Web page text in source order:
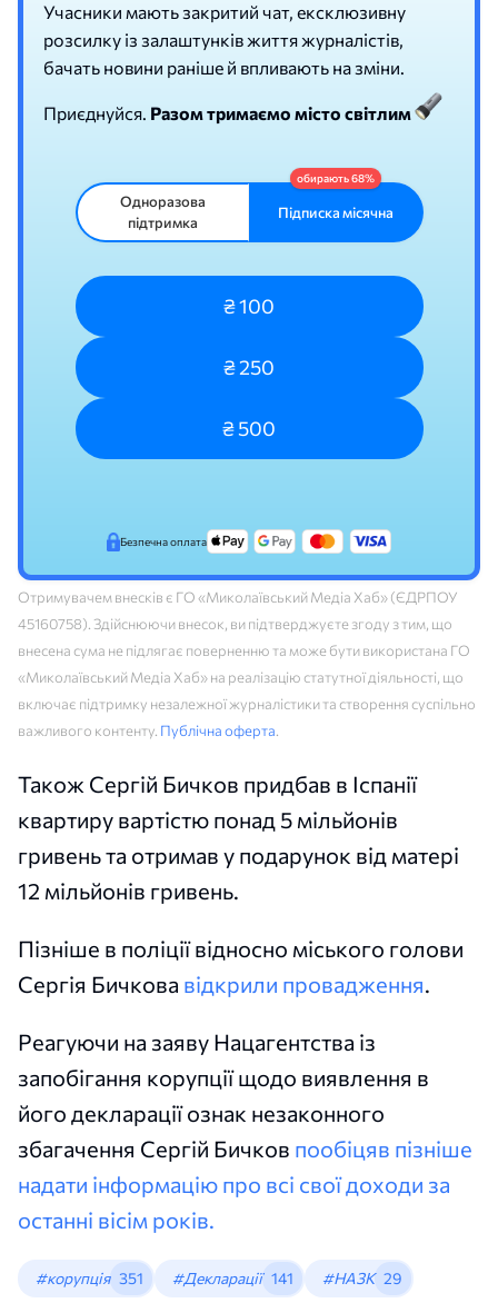
Учасники мають закритий чат, ексклюзивну
розсилку із залаштунків життя журналістів,
бачать новини раніше й впливають на зміни.
Приєднуйся. Разом тримаємо місто світлим
Одноразова
підтримка
Підписка місячна
₴ 100
₴ 250
₴ 500
Безпечна оплата
Отримувачем внесків є ГО «Миколаївський Медіа Хаб» (ЄДРПОУ
45160758). Здійснюючи внесок, ви підтверджуєте згоду з тим, що
внесена сума не підлягає поверненню та може бути використана ГО
«Миколаївський Медіа Хаб» на реалізацію статутної діяльності, що
включає підтримку незалежної журналістики та створення суспільно
важливого контенту. Публічна оферта.
Також Сергій Бичков придбав в Іспанії
квартиру вартістю понад 5 мільйонів
гривень та отримав у подарунок від матері
12 мільйонів гривень.
Пізніше в поліції відносно міського голови
Сергія Бичкова відкрили провадження.
Реагуючи на заяву Нацагентства із
запобігання корупції щодо виявлення в
його декларації ознак незаконного
збагачення Сергій Бичков пообіцяв пізніше
надати інформацію про всі свої доходи за
останні вісім років.
#корупція 351 #Декларації 141 #НАЗК 29